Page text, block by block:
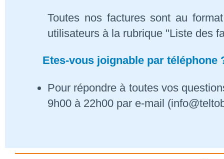
Toutes nos factures sont au
utilisateurs à la rubrique "Liste des
Etes-vous joignable par téléphone
Pour répondre à toutes vos
9h00 à 22h00 par e-mail